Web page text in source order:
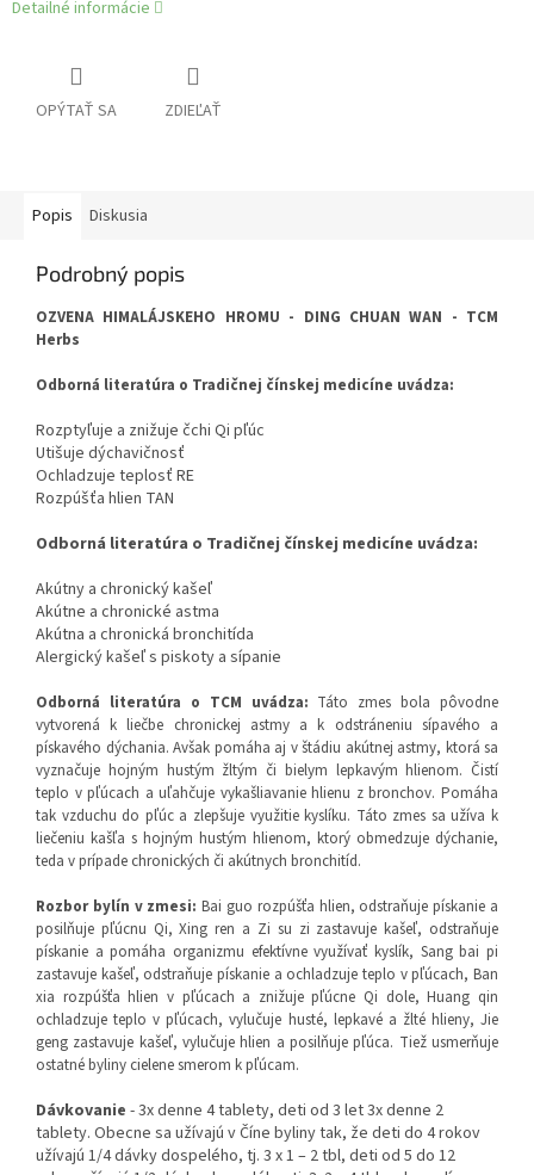
Detailné informácie
OPÝTAŤ SA ZDIEĽAŤ
Popis Diskusia
Podrobný popis
OZVENA HIMALÁJSKEHO HROMU - DING CHUAN WAN - TCM
Herbs
Odborná literatúra o Tradičnej čínskej medicíne uvádza:
Rozptyľuje a znižuje čchi Qi pľúc
Utišuje dýchavičnosť
Ochladzuje teplosť RE
Rozpúšťa hlien TAN
Odborná literatúra o Tradičnej čínskej medicíne uvádza:
Akútny a chronický kašeľ
Akútne a chronické astma
Akútna a chronická bronchitída
Alergický kašeľ s piskoty a sípanie
Odborná literatúra o TCM uvádza: Táto zmes bola pôvodne
vytvorená k liečbe chronickej astmy a k odstráneniu sípavého a
pískavého dýchania. Avšak pomáha aj v štádiu akútnej astmy, ktorá sa
vyznačuje hojným hustým žltým či bielym lepkavým hlienom. Čistí
teplo v pľúcach a uľahčuje vykašliavanie hlienu z bronchov. Pomáha
tak vzduchu do pľúc a zlepšuje využitie kyslíku. Táto zmes sa užíva k
liečeniu kašľa s hojným hustým hlienom, ktorý obmedzuje dýchanie,
teda v prípade chronických či akútnych bronchitíd.
Rozbor bylín v zmesi: Bai guo rozpúšťa hlien, odstraňuje pískanie a
posilňuje pľúcnu Qi, Xing ren a Zi su zi zastavuje kašeľ, odstraňuje
pískanie a pomáha organizmu efektívne využívať kyslík, Sang bai pi
zastavuje kašeľ, odstraňuje pískanie a ochladzuje teplo v pľúcach, Ban
xia rozpúšťa hlien v pľúcach a znižuje pľúcne Qi dole, Huang qin
ochladzuje teplo v pľúcach, vylučuje husté, lepkavé a žlté hlieny, Jie
geng zastavuje kašeľ, vylučuje hlien a posilňuje pľúca. Tiež usmerňuje
ostatné byliny cielene smerom k pľúcam.
Dávkovanie - 3x denne 4 tablety, deti od 3 let 3x denne 2
tablety. Obecne sa užívajú v Číne byliny tak, že deti do 4 rokov
užívajú 1/4 dávky dospelého, tj. 3 x 1 – 2 tbl, deti od 5 do 12